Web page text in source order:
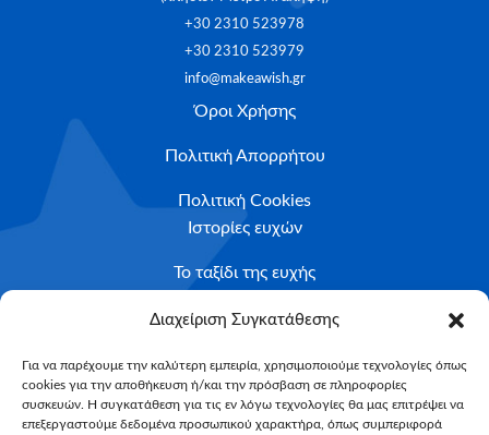
Διαχείριση Συγκατάθεσης
Για να παρέχουμε την καλύτερη εμπειρία, χρησιμοποιούμε τεχνολογίες όπως
cookies για την αποθήκευση ή/και την πρόσβαση σε πληροφορίες
συσκευών. Η συγκατάθεση για τις εν λόγω τεχνολογίες θα μας επιτρέψει να
επεξεργαστούμε δεδομένα προσωπικού χαρακτήρα, όπως συμπεριφορά
+30 2310 523978
+30 2310 523979
info@makeawish.gr
Όροι Χρήσης
Πολιτική Απορρήτου
Πολιτική Cookies
Ιστορίες ευχών
Το ταξίδι της ευχής
Κριτήρια Καταλληλότητας
Υποβολή Αιτήματος
NEWSLETTER
Email*